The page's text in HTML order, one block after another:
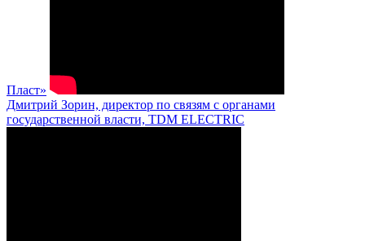
Пласт»
Дмитрий Зорин, директор по связям с органами
государственной власти, TDM ELECTRIC